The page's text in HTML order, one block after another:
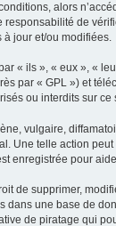
alors
de
à jour et/ou modifiées.
« ils », « eux », «
par « GPL ») et
ou interdits sur
vulgaire,
Une telle action
enregistrée pour
de supprimer,
une base de
de piratage qui